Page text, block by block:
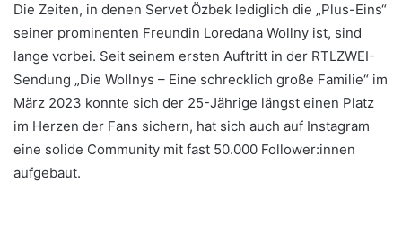
Die Zeiten, in denen Servet Özbek lediglich die „Plus-Eins“
seiner prominenten Freundin Loredana Wollny ist, sind
lange vorbei. Seit seinem ersten Auftritt in der RTLZWEI-
Sendung „Die Wollnys – Eine schrecklich große Familie“ im
März 2023 konnte sich der 25-Jährige längst einen Platz
im Herzen der Fans sichern, hat sich auch auf Instagram
eine solide Community mit fast 50.000 Follower:innen
aufgebaut.